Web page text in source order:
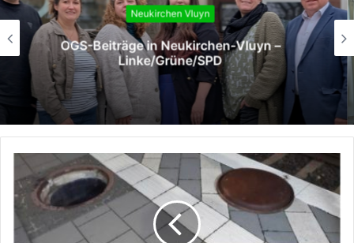
Neukirchen Vluyn
Erfolgreicher Auftakt